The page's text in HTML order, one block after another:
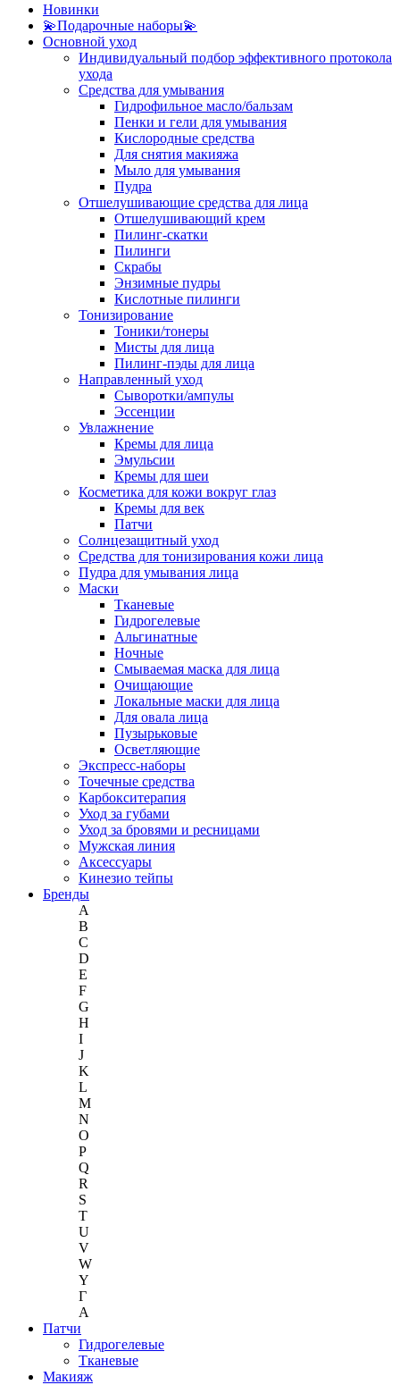
Новинки
💫Подарочные наборы💫
Основной уход
Индивидуальный подбор эффективного протокола
ухода
Средства для умывания
Гидрофильное масло/бальзам
Пенки и гели для умывания
Кислородные средства
Для снятия макияжа
Мыло для умывания
Пудра
Отшелушивающие средства для лица
Отшелушивающий крем
Пилинг-скатки
Пилинги
Скрабы
Энзимные пудры
Кислотные пилинги
Тонизирование
Тоники/тонеры
Мисты для лица
Пилинг-пэды для лица
Направленный уход
Сыворотки/ампулы
Эссенции
Увлажнение
Кремы для лица
Эмульсии
Кремы для шеи
Косметика для кожи вокруг глаз
Кремы для век
Патчи
Солнцезащитный уход
Средства для тонизирования кожи лица
Пудра для умывания лица
Маски
Тканевые
Гидрогелевые
Альгинатные
Ночные
Смываемая маска для лица
Очищающие
Локальные маски для лица
Для овала лица
Пузырьковые
Осветляющие
Экспресс-наборы
Точечные средства
Карбокситерапия
Уход за губами
Уход за бровями и ресницами
Мужская линия
Аксессуары
Кинезио тейпы
Бренды
A
B
C
D
E
F
G
H
I
J
K
L
M
N
O
P
Q
R
S
T
U
V
W
Y
Г
A
Патчи
Гидрогелевые
Тканевые
Макияж